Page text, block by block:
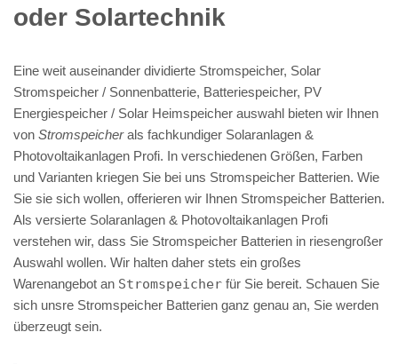
oder Solartechnik
Eine weit auseinander dividierte Stromspeicher, Solar
Stromspeicher / Sonnenbatterie, Batteriespeicher, PV
Energiespeicher / Solar Heimspeicher auswahl bieten wir Ihnen
von Stromspeicherals fachkundiger Solaranlagen &
Photovoltaikanlagen Profi. In verschiedenen Größen, Farben
und Varianten kriegen Sie bei uns Stromspeicher Batterien. Wie
Sie sie sich wollen, offerieren wir Ihnen Stromspeicher Batterien.
Als versierte Solaranlagen & Photovoltaikanlagen Profi
verstehen wir, dass Sie Stromspeicher Batterien in riesengroßer
Auswahl wollen. Wir halten daher stets ein großes
Warenangebot an Stromspeicher für Sie bereit. Schauen Sie
sich unsre Stromspeicher Batterien ganz genau an, Sie werden
überzeugt sein.